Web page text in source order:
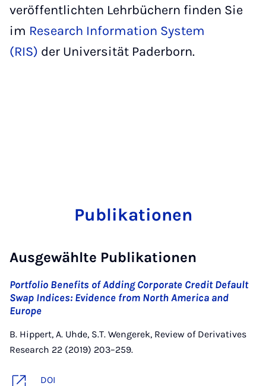
veröffentlichten Lehrbüchern finden Sie
im Research Information System
(RIS) der Universität Paderborn.
Publikationen
Ausgewählte Publikationen
Portfolio Benefits of Adding Corporate Credit Default
Swap Indices: Evidence from North America and
Europe
B. Hippert, A. Uhde, S.T. Wengerek, Review of Derivatives
Research 22 (2019) 203–259.
DOI